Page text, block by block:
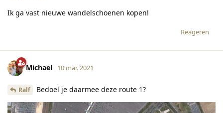
Ik ga vast nieuwe wandelschoenen kopen!
Reageren
Michael 10 mar. 2021
Ralf Bedoel je daarmee deze route 1?